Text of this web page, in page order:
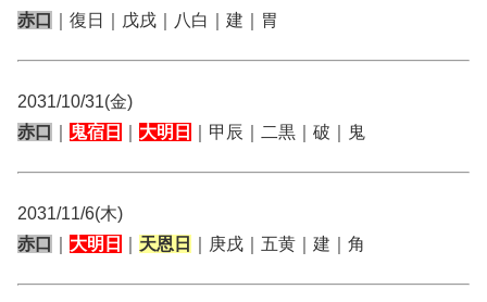
赤口
｜復日｜戊戌｜八白｜建｜胃
2031/10/31(金)
赤口
鬼宿日 大明日 ｜甲辰｜二黒｜破｜鬼
2031/11/6(木)
赤口
大明日 天恩日 ｜庚戌｜五黄｜建｜角